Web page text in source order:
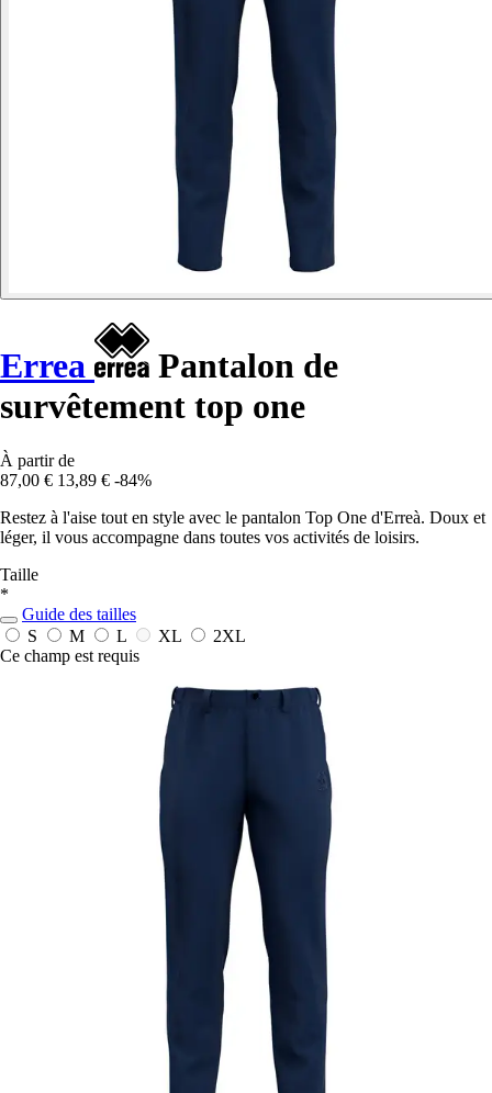
Errea
Pantalon de
survêtement top one
À partir de
87,00 € 13,89 € -84%
Restez à l'aise tout en style avec le pantalon Top One d'Erreà. Doux et
léger, il vous accompagne dans toutes vos activités de loisirs.
Taille
*
Guide des tailles
S
M L XL
2XL
Ce champ est requis